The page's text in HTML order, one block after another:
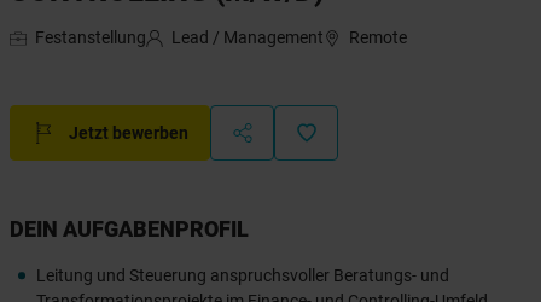
Festanstellung Lead / Management Remote
Jetzt bewerben
DEIN AUFGABENPROFIL
Leitung und Steuerung anspruchsvoller Beratungs- und